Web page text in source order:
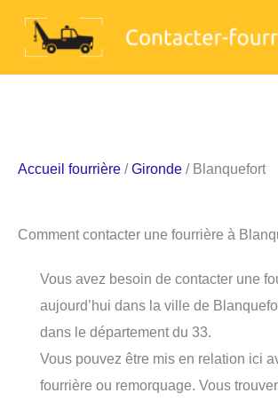
Accueil fourrière /Gironde / Blanquefort
Comment contacter une fourrière à
Vous avez besoin de contacter une
aujourd’hui dans la ville de
dans le département du 33.
Vous pouvez être mis en relation ici
fourrière ou remorquage. Vous